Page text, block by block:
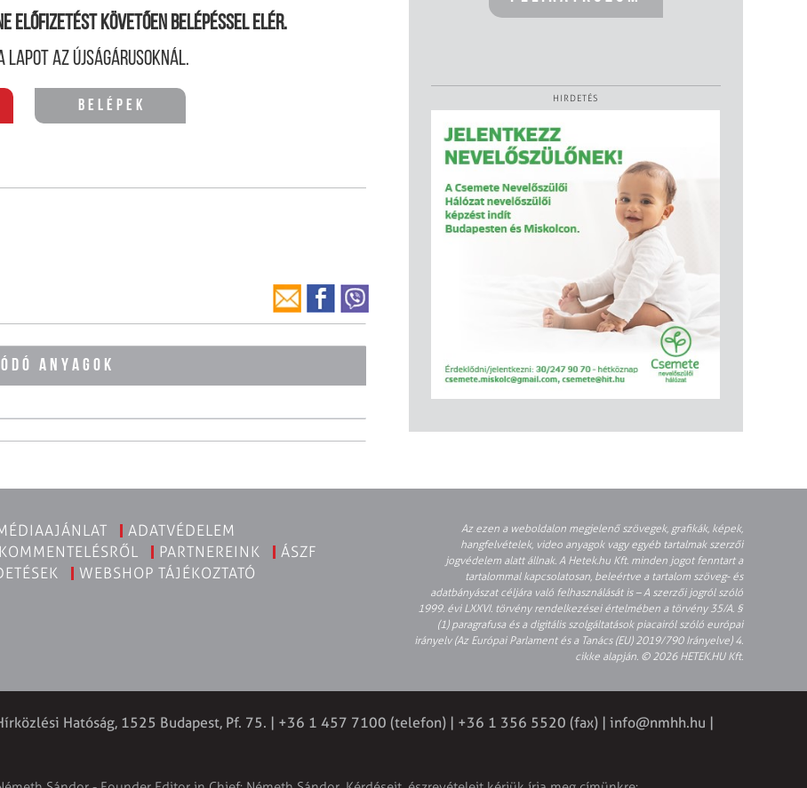
előfizetést követően belépéssel elér.
lapot az újságárusoknál.
Belépek
ANYAGOK
HIRDETÉS
ADATVÉDELEM
PARTNEREINK
ÁSZF
WEBSHOP TÁJÉKOZTATÓ
Az ezen a weboldalon megjelenő szövegek, grafikák, képek,
hangfelvételek, video anyagok vagy egyéb tartalmak szerzői
jogvédelem alatt állnak. A Hetek.hu Kft. minden jogot fenntart a
tartalommal kapcsolatosan, beleértve a tartalom szöveg- és
adatbányászat céljára való felhasználását is – A szerzői jogról szóló
1999. évi LXXVI. törvény rendelkezései értelmében a törvény 35/A. §
(1) paragrafusa és a digitális szolgáltatások piacairól szóló európai
irányelv (Az Európai Parlament és a Tanács (EU) 2019/790 Irányelve) 4.
cikke alapján. © 2026 HETEK.HU Kft.
Hatóság, 1525 Budapest, Pf. 75. | +36 1 457 7100 (telefon) | +36 1 356 5520 (fax) | info@nmhh.hu